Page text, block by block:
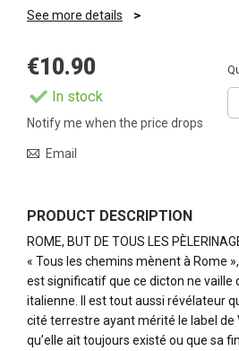
See more details
€10.90
In stock
Notify me when the price drops
Email
PRODUCT DESCRIPTION
ROME, BUT DE TOUS LES
« Tous les chemins mènent à Rome
est significatif que ce dicton ne vaille
italienne. Il est tout aussi révélateur
cité terrestre ayant mérité le label de
qu’elle ait toujours existé ou que sa